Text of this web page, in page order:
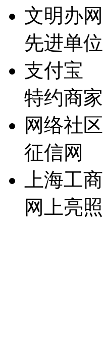
文明办网
先进单位
支付宝
特约商家
网络社区
征信网
上海工商
网上亮照